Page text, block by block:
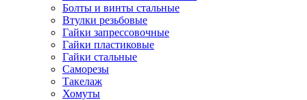
Болты и винты стальные
Втулки резьбовые
Гайки запрессовочные
Гайки пластиковые
Гайки стальные
Саморезы
Такелаж
Хомуты